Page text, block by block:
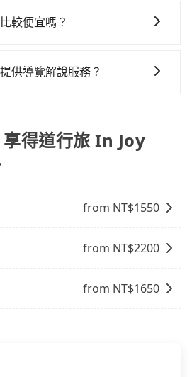
每一次租車都好像在開樂透一
者要載其他乘客的人來說就有不
純的單趟接送到算時間的計時包
價格，免去來回電話確認。一天
士，請來信洽詢。
較便宜嗎？
需要來回叫車，請分兩筆訂單預
供導覽解說服務？
繫我們，將有專人協助回覆確
得道行旅 In Joy
from NT$1550
from NT$2200
from NT$1650